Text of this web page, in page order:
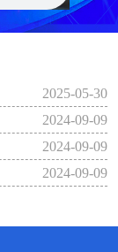
2025-05-30
2024-09-09
2024-09-09
2024-09-09